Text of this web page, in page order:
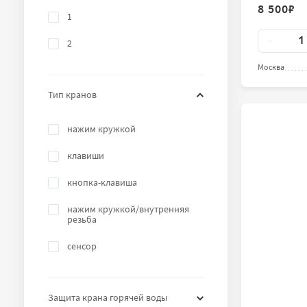
1
2
Тип кранов
нажим кружкой
клавиши
кнопка-клавиша
нажим кружкой/внутренняя
резьба
сенсор
Защита крана горячей воды
8 500₽
Москва